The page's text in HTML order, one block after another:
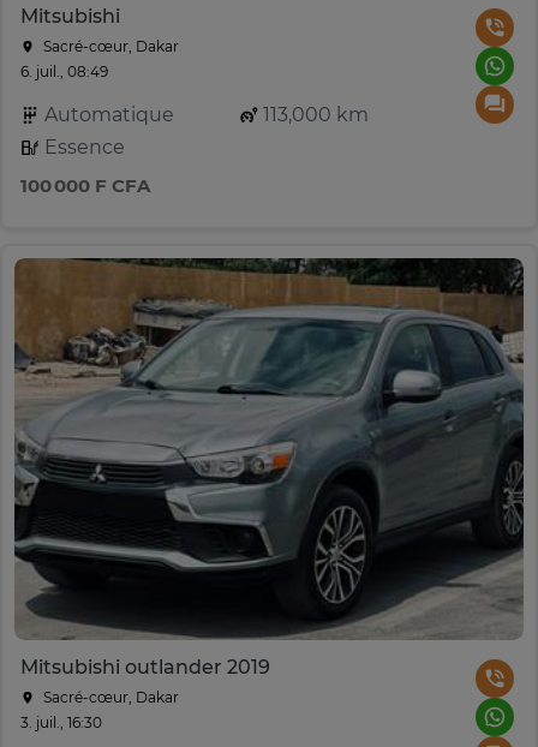
Mitsubishi
Sacré-cœur, Dakar
6. juil., 08:49
Automatique
113,000 km
Essence
100 000 F CFA
Mitsubishi outlander 2019
Sacré-cœur, Dakar
3. juil., 16:30